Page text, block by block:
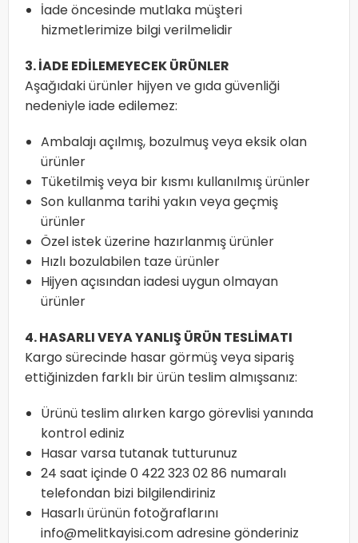
İade öncesinde mutlaka müşteri
hizmetlerimize bilgi verilmelidir
3. İADE EDİLEMEYECEK ÜRÜNLER
Aşağıdaki ürünler hijyen ve gıda güvenliği
nedeniyle iade edilemez:
Ambalajı açılmış, bozulmuş veya eksik olan
ürünler
Tüketilmiş veya bir kısmı kullanılmış ürünler
Son kullanma tarihi yakın veya geçmiş
ürünler
Özel istek üzerine hazırlanmış ürünler
Hızlı bozulabilen taze ürünler
Hijyen açısından iadesi uygun olmayan
ürünler
4. HASARLI VEYA YANLIŞ ÜRÜN TESLİMATI
Kargo sürecinde hasar görmüş veya sipariş
ettiğinizden farklı bir ürün teslim almışsanız:
Ürünü teslim alırken kargo görevlisi yanında
kontrol ediniz
Hasar varsa tutanak tutturunuz
24 saat içinde0 422 323 02 86 numaralı
telefondan bizi bilgilendiriniz
Hasarlı ürünün fotoğraflarını
info@melitkayisi.comadresine gönderiniz